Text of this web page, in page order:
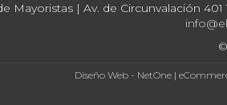
Mayoristas | Av. de Circunvalación
Diseño Web - NetOne|